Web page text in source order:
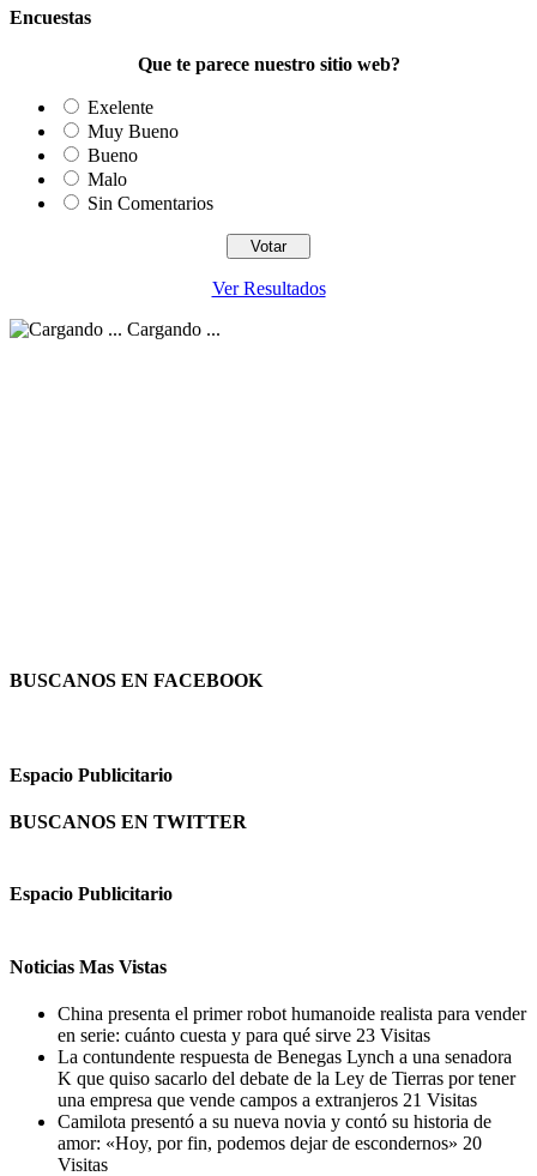
Encuestas
Que te parece nuestro sitio web?
Exelente
Muy Bueno
Bueno
Malo
Sin Comentarios
Ver Resultados
Cargando ...
BUSCANOS EN FACEBOOK
Espacio Publicitario
BUSCANOS EN TWITTER
Espacio Publicitario
Noticias Mas Vistas
China presenta el primer robot humanoide realista para vender
en serie: cuánto cuesta y para qué sirve 23 Visitas
La contundente respuesta de Benegas Lynch a una senadora
K que quiso sacarlo del debate de la Ley de Tierras por tener
una empresa que vende campos a extranjeros 21 Visitas
Camilota presentó a su nueva novia y contó su historia de
amor: «Hoy, por fin, podemos dejar de escondernos» 20
Visitas